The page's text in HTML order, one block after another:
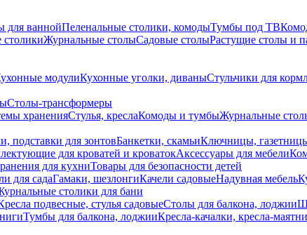
для ваннойПеленальные столики, комодыТумбы под ТВ
столикиЖурнальные столыСадовые столыРастущие столы и
модулиКухонные уголки, диваныСтульчики для
Столы-трансформеры
храненияСтулья, креслаКомоды и тумбыЖурнальные
подставки для зонтовБанкетки, скамьиКлючницы,
для кроватей и кроватокАксессуары для мебели
для кухниТовары для безопасности детей
для садаГамаки, шезлонгиКачели садовыеНадувная мебель
столики для бани
подвесные, стулья садовыеСтолы для балкона, лоджии
Тумбы для балкона, лоджииКресла-качалки, кресла-